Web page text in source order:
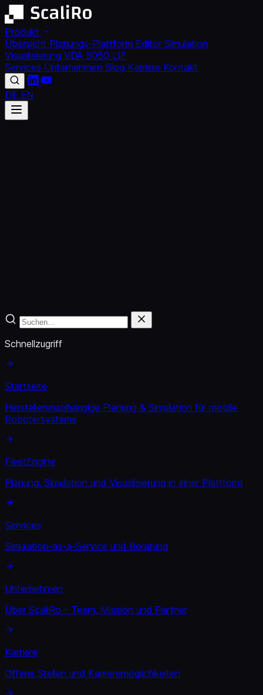
Produkt
Übersicht Planungs-Plattform Editor Simulation
Visualisierung VDA 5050 LIF
Services Unternehmen Blog Karriere Kontakt
DE EN
Schnellzugriff
Startseite
Herstellerunabhängige Planung & Simulation für mobile
Robotersysteme
FleetEngine
Planung, Simulation und Visualisierung in einer Plattform
Services
Simulation-as-a-Service und Beratung
Unternehmen
Über ScaliRo - Team, Mission und Partner
Karriere
Offene Stellen und Karrieremöglichkeiten